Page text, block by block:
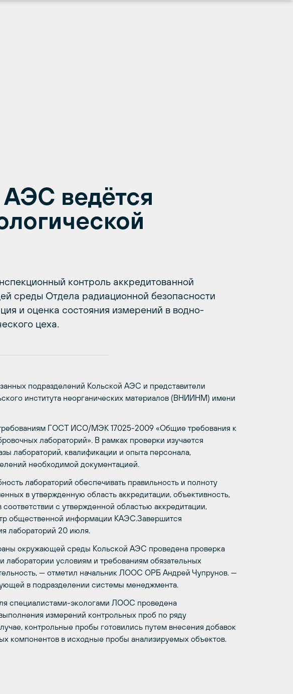
ведётся
контроль аккредитованной
среды Отдела радиационной безопасности
и оценка состояния измерений в водно-
цеха.
подразделений Кольской АЭС и представители
института неорганических материалов (ВНИИНМ) имени
требованиям ГОСТ ИСО/МЭК 17025-2009 «Общие требования к
лабораторий». В рамках проверки изучается
лабораторий, квалификации и опыта персонала,
необходимой документацией.
лабораторий обеспечивать правильность и полноту
в утвержденную область аккредитации, объективность,
соответствии с утвержденной областью аккредитации,
общественной информации КАЭС.Завершится
лабораторий 20 июля.
окружающей среды Кольской АЭС проведена проверка
лаборатории условиям и требованиям обязательных
— отметил начальник ЛООС ОРБ Андрей Чупрунов. —
в подразделении системы менеджмента.
специалистами-экологами ЛООС проведена
измерений контрольных проб по ряду
контрольные пробы готовились путем внесения добавок
компонентов в исходные пробы анализируемых объектов.